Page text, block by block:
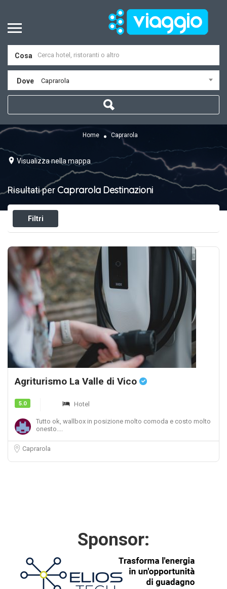
Cosa
Dove Caprarola
Home Caprarola
Visualizza nella mappa
Risultati per Caprarola Destinazioni
Filtri
Agriturismo La Valle di Vico
5.0 Hotel
Tutto ok, wallbox in posizione molto comoda e costo molto
onesto....
Caprarola
Sponsor: